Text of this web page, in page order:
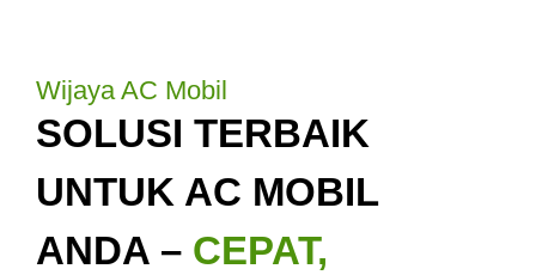
Wijaya AC Mobil
SOLUSI TERBAIK
UNTUK AC MOBIL
ANDA – CEPAT,